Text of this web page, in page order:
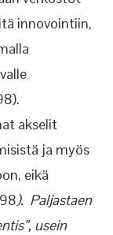
innovointiin,
akselit
ja myös
eikä
). Paljastaen
usein